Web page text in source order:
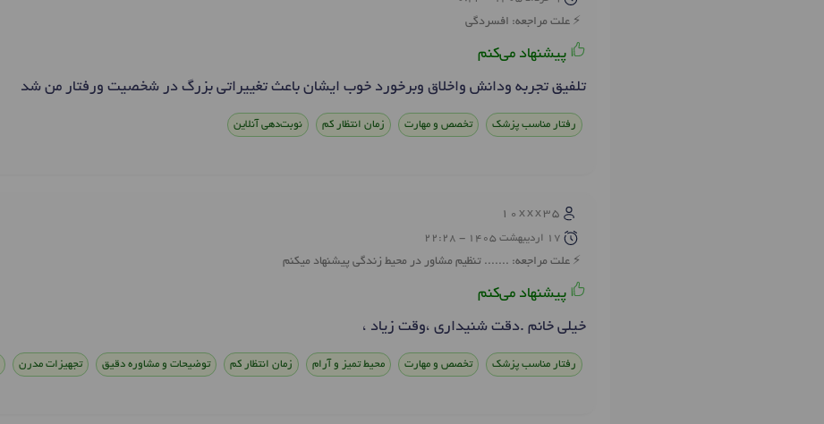
علت مراجعه: افسردگی
پیشنهاد می‌کنم
تلفیق تجربه ودانش واخلاق وبرخورد خوب ایشان باعث تغییراتی بزرگ در شخصیت ورفتار من شد
رفتار مناسب پزشک تخصص و مهارت زمان انتظار کم نوبت‌دهی آنلاین
10xxx35
17 ارديبهشت 1405 - 22:28
علت مراجعه: ....... تنظیم مشاور در محیط زندگی پیشنهاد میکنم
پیشنهاد می‌کنم
خیلی خانم .دقت شنیداری ،وقت زیاد ،
رفتار مناسب پزشک تخصص و مهارت محیط تمیز و آرام زمان انتظار کم توضیحات و مشاوره دقیق تجهیزات مدرن